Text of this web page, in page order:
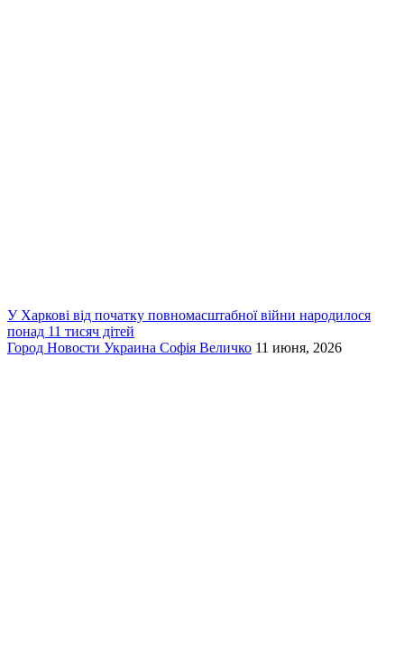
У Харкові від початку повномасштабної війни народилося
понад 11 тисяч дітей
Город Новости Украина Софія Величко 11 июня, 2026